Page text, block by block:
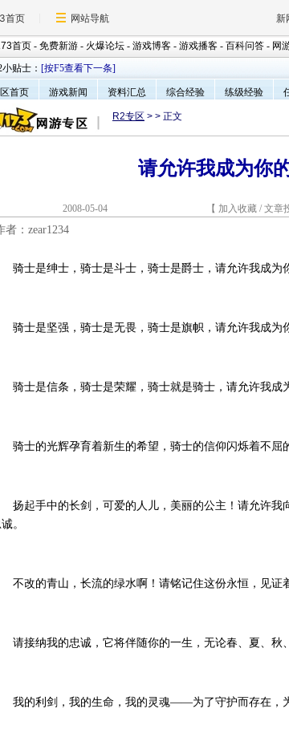
首页 网站导航 新
首页 - 免费新游 - 火爆论坛 - 游戏博客 - 游戏播客 - 百科问答 - 网
小贴士： [按F5查看下一条]
首页 游戏新闻 资料汇总 综合经验 练级经验
R2专区 > > 正文
请允许我成为你
2008-05-04 【 加入收藏 / 文章
者：zear1234
士是绅士，骑士是斗士，骑士是爵士，请允许我成为
士是坚强，骑士是无畏，骑士是旗帜，请允许我成为
士是信条，骑士是荣耀，骑士就是骑士，请允许我成
士的光辉孕育着新生的希望，骑士的信仰闪烁着不屈
起手中的长剑，可爱的人儿，美丽的公主！请允许我
。
改的青山，长流的绿水啊！请铭记住这份永恒，见
接纳我的忠诚，它将伴随你的一生，无论春、夏、秋
的利剑，我的生命，我的灵魂——为了守护而存在，为